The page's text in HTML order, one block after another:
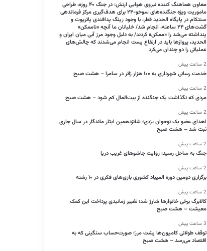
معاون هماهنگ کننده نیروی هوایی ارتش: در جنگ ۴۰ روزه، طراحی
ماموریت ویژه جنگنده‌های سوخو-۲۴ برای هدف‌گیری مرکز فرماندهی
سنتکام در پایگاه الحدید قطر، با وجود رینگ پدافندی پاتریوت و
گشت‌های ۲۴ ساعته، انجام شد/ خلبانان ما آنچه «ناممکن»
پنداشته می‌شد را «ممکن» کردند/ به دلیل وجود مرز آبی میان ایران و
الحدید، پرواز‌ها باید در ارتفاع پست انجام می‌شدند که چالش‌های
عملیاتی را دو چندان می‌کرد
2 ساعت پیش
خدمت رسانی شهرداری به ۱۰۰ هزار زائر در سامرا – هشت صبح
2 ساعت پیش
مردی که نگذاشت یک جنگنده از بیت‌المال کم شود – هشت صبح
2 ساعت پیش
اهدای عضو یک نوجوان یزدی؛ شانزدهمین ایثار ماندگار در سال جاری
ثبت شد – هشت صبح
2 ساعت پیش
جنگ به ساحل رسید؛ روایت جاشوهای غریب دریا
2 ساعت پیش
برگزاری دومین‌ دوره المپیاد کشوری بازی‌های فکری در ۱۰ رشته
2 ساعت پیش
کالابرگ برخی خانوارها شارژ شد؛ تغییر زمانبدی پرداخت این کمک
معیشت – هشت صبح
3 ساعت پیش
توقف طولانی کامیون‌ها پشت مرز؛ صورت‌حساب سنگینی که به
اقتصاد می‌رسد – هشت صبح